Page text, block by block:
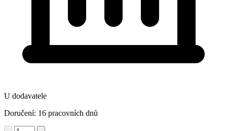
U dodavatele
Doručení: 16 pracovních dnů